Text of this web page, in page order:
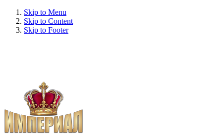
Skip to Menu
Skip to Content
Skip to Footer